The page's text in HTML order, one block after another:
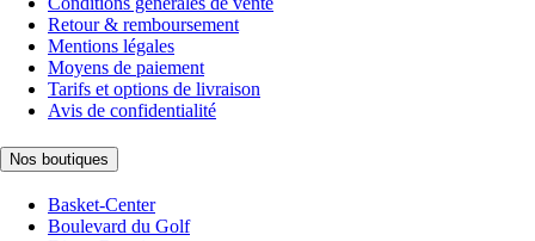
Retour & remboursement
Mentions légales
Moyens de paiement
Tarifs et options de livraison
Avis de confidentialité
Nos boutiques
Basket-Center
Boulevard du Golf